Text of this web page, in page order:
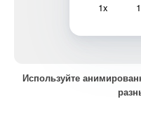
1x
Используйте